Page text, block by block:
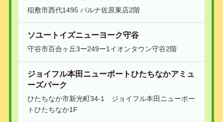
稲敷市西代1495 パルナ佐原東店2階
ソユートイズニューヨーク守谷
守谷市百合ヶ丘3ー249ー1イオンタウン守谷2階
ジョイフル本田ニューポートひたちなかアミュ
ーズパーク
ひたちなか市新光町34-1 ジョイフル本田ニューポー
トひたちなか1F